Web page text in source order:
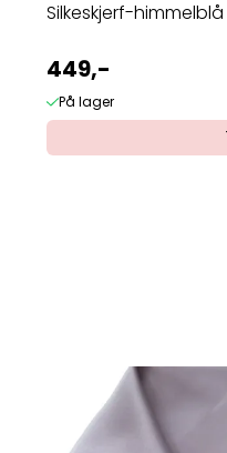
Silkeskjerf-himmelblå
449,-
På lager